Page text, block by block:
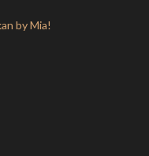
by Mia!